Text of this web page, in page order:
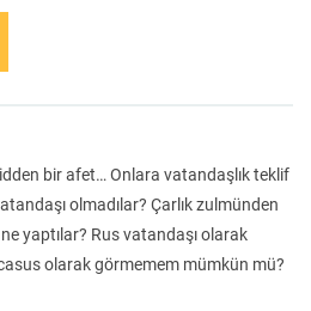
bir afet… Onlara vatandaşlık teklif
olmadılar? Çarlık zulmünden
ne yaptılar? Rus vatandaşı olarak
olarak görmemem mümkün mü?